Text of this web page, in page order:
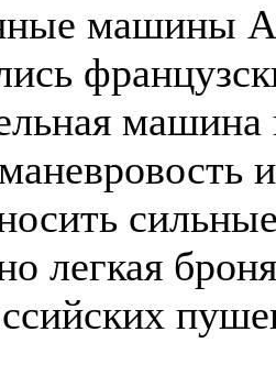
машины
легкая